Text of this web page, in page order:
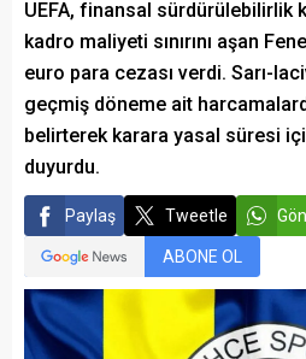
UEFA, finansal sürdürülebilirlik
kadro maliyeti sınırını aşan
euro para cezası verdi. Sarı-
geçmiş döneme ait
belirterek karara yasal süresi
duyurdu.
Paylaş Tweetle
ABONE OL